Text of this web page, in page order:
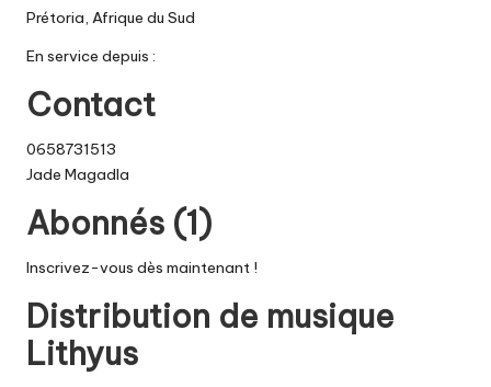
Prétoria, Afrique du Sud
En service depuis :
Contact
0658731513
Jade Magadla
Abonnés (1)
Inscrivez-vous dès maintenant !
Distribution de musique
Lithyus